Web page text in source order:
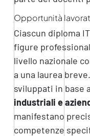
Opportunità
Ciascun diploma
figure
livello nazionale
a una laurea
sviluppati in base
industriali e
manifestano
competenze